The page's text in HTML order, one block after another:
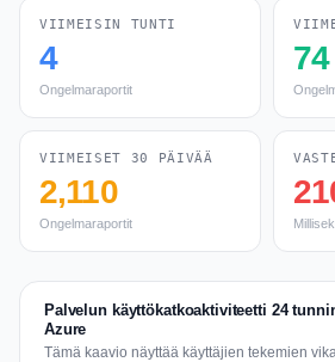
VIIMEISIN TUNTI
4
Ongelmaraportit
74
VIIMEISET 30 PÄIVÄÄ
2,110
Ongelmaraportit
Palvelun käyttökatkoaktiviteetti 24
Azure
Tämä kaavio näyttää käyttäjien tekemien